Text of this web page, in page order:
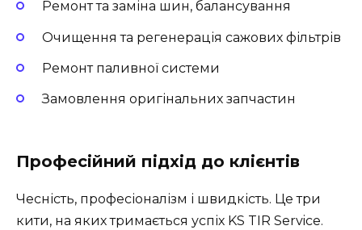
Ремонт та заміна шин, балансування
Очищення та регенерація сажових фільтрів
Ремонт паливної системи
Замовлення оригінальних запчастин
Професійний підхід до клієнтів
Чесність, професіоналізм і швидкість. Це три
кити, на яких тримається успіх KS TIR Service.